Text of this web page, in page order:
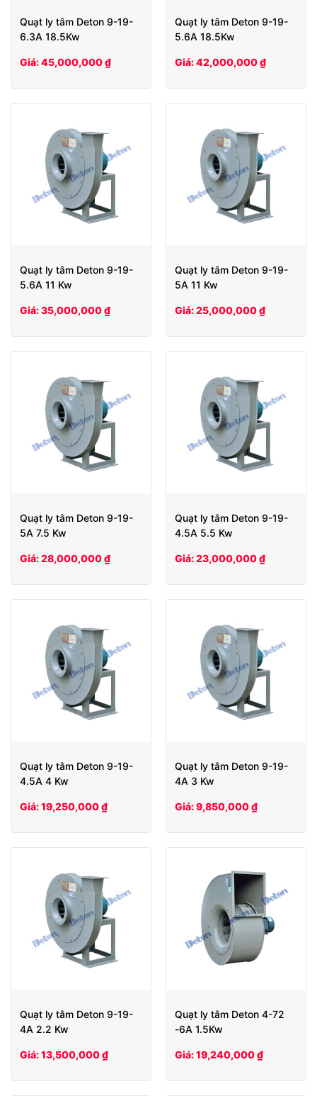
Quạt ly tâm Deton 9-19-
6.3A 18.5Kw
Giá: 45,000,000 ₫
Quạt ly tâm Deton 9-19-
5.6A 18.5Kw
Giá: 42,000,000 ₫
Quạt ly tâm Deton 9-19-
5.6A 11 Kw
Giá: 35,000,000 ₫
Quạt ly tâm Deton 9-19-
5A 11 Kw
Giá: 25,000,000 ₫
Quạt ly tâm Deton 9-19-
5A 7.5 Kw
Giá: 28,000,000 ₫
Quạt ly tâm Deton 9-19-
4.5A 5.5 Kw
Giá: 23,000,000 ₫
Quạt ly tâm Deton 9-19-
4.5A 4 Kw
Giá: 19,250,000 ₫
Quạt ly tâm Deton 9-19-
4A 3 Kw
Giá: 9,850,000 ₫
Quạt ly tâm Deton 9-19-
4A 2.2 Kw
Giá: 13,500,000 ₫
Quạt ly tâm Deton 4-72
-6A 1.5Kw
Giá: 19,240,000 ₫